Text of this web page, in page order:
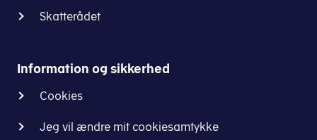
Skatterådet
Information og sikkerhed
Cookies
Jeg vil ændre mit cookiesamtykke